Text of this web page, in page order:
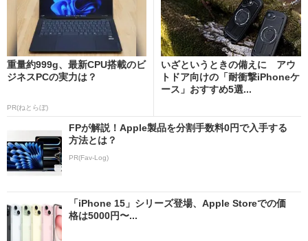
重量約999g、最新CPU搭載のビ
ジネスPCの実力は？
PR(ねとらぼ)
いざというときの備えに アウ
トドア向けの「耐衝撃iPhoneケ
ース」おすすめ5選...
FPが解説！Apple製品を分割手数料0円で入手する
方法とは？
PR(Fav-Log)
「iPhone 15」シリーズ登場、Apple Storeでの価
格は5000円〜...